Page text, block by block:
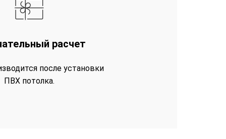
расчет
после установки
ПВХ потолка.